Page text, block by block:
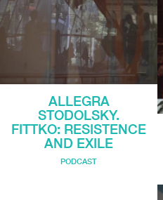
ALLEGRA
STODOLSKY.
FITTKO: RESISTENCE
AND EXILE
PODCAST